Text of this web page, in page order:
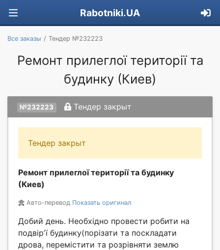
Rabotniki.UA
Все заказы Тендер №232223
Ремонт прилеглої території та
будинку (Киев)
№232223 Тендер закрыт
Тендер закрыт
Ремонт прилеглої території та будинку
(Киев)
Авто-перевод Показать оригинал
Добий день. Необхідно провести робити на
подвірʼї будинку(порізати та поскладати
дрова, перемістити та розрівняти землю